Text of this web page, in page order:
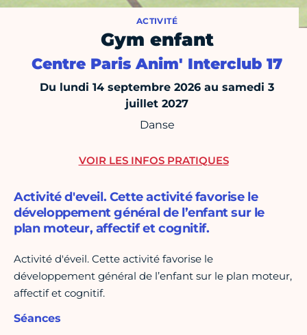
ACTIVITÉ
Gym enfant
Centre Paris Anim' Interclub 17
Du lundi 14 septembre 2026 au samedi 3
juillet 2027
Danse
Activité d'eveil. Cette activité favorise le
développement général de l’enfant sur le
plan moteur, affectif et cognitif.
Activité d'éveil. Cette activité favorise le
développement général de l’enfant sur le plan moteur,
affectif et cognitif.
Séances
VOIR LES INFOS PRATIQUES